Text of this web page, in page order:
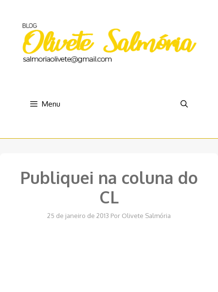
conteúdo
Menu
Publiquei na coluna do
CL
25 de janeiro de 2013 Por Olivete Salmória